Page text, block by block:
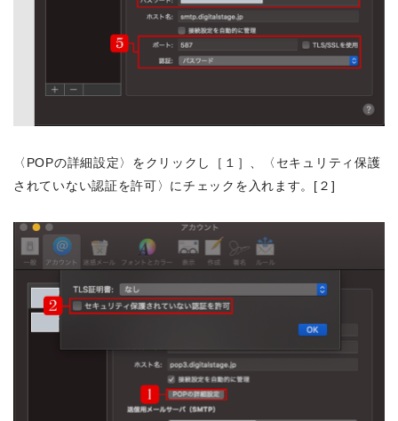
〈POPの詳細設定〉をクリックし［１］、〈セキュリティ保護
されていない認証を許可〉にチェックを入れます。[２]